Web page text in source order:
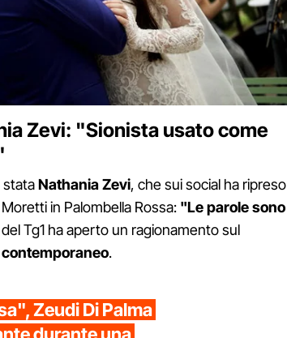
Zevi: "Sionista usato come
stataNathaniaZevi, che sui social ha ripreso
in Palombella Rossa: "Le parole sono
Tg1 ha aperto un ragionamento sul
contemporaneo.
Zeudi Di Palma